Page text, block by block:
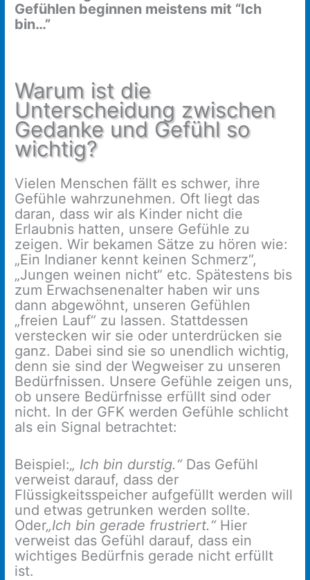
Gefühlen beginnen meistens mit “Ich
bin…”
Warum ist die
Unterscheidung zwischen
Gedanke und Gefühl so
wichtig?
Vielen Menschen fällt es schwer, ihre
Gefühle wahrzunehmen. Oft liegt das
daran, dass wir als Kinder nicht die
Erlaubnis hatten, unsere Gefühle zu
zeigen. Wir bekamen Sätze zu hören wie:
„Ein Indianer kennt keinen Schmerz“,
„Jungen weinen nicht“ etc. Spätestens bis
zum Erwachsenenalter haben wir uns
dann abgewöhnt, unseren Gefühlen
„freien Lauf“ zu lassen. Stattdessen
verstecken wir sie oder unterdrücken sie
ganz. Dabei sind sie so unendlich wichtig,
denn sie sind der Wegweiser zu unseren
Bedürfnissen. Unsere Gefühle zeigen uns,
ob unsere Bedürfnisse erfüllt sind oder
nicht. In der GFK werden Gefühle schlicht
als ein Signal betrachtet:
Beispiel:„ Ich bin durstig.“Das Gefühl
verweist darauf, dass der
Flüssigkeitsspeicher aufgefüllt werden will
und etwas getrunken werden sollte.
Oder„Ich bin gerade frustriert.“Hier
verweist das Gefühl darauf, dass ein
wichtiges Bedürfnis gerade nicht erfüllt
ist.